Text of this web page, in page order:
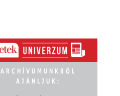
ARCHÍVUMUNKBÓL
AJÁNLJUK: